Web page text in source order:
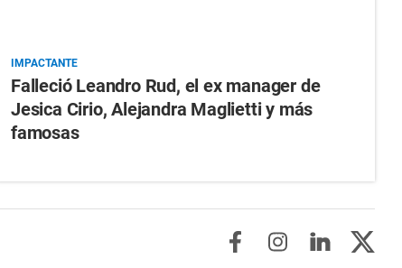
IMPACTANTE
Falleció Leandro Rud, el ex manager de
Jesica Cirio, Alejandra Maglietti y más
famosas